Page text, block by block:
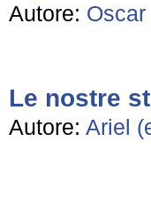
Autore:
Le nostre
Autore: Ariel